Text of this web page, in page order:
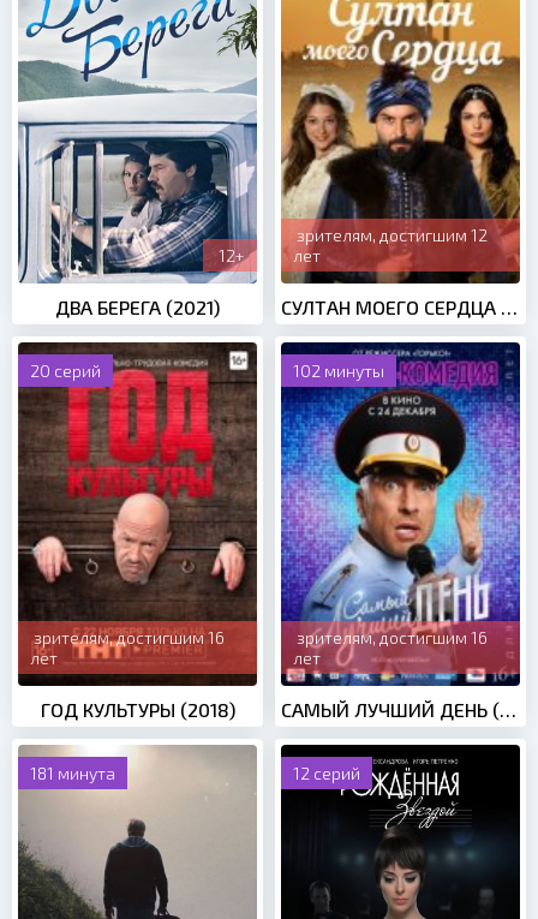
12+
ДВА БЕРЕГА (2021)
зрителям, достигшим 12
лет
20 серий
зрителям, достигшим 16
лет
ГОД КУЛЬТУРЫ (2018)
102 минуты
зрителям, достигшим 16
лет
САМЫЙ ЛУЧШИЙ ДЕНЬ (2015)
181 минута 12 серий